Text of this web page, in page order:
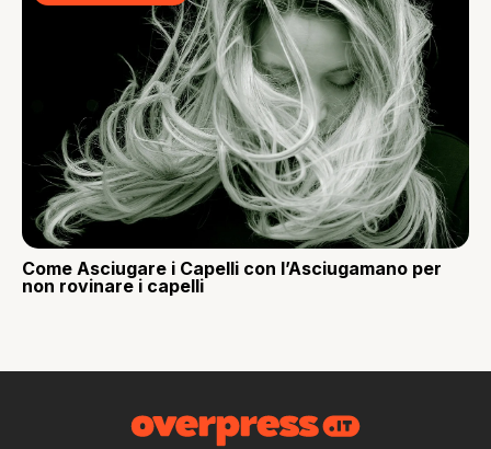
Come Asciugare i Capelli con l’Asciugamano per
non rovinare i capelli